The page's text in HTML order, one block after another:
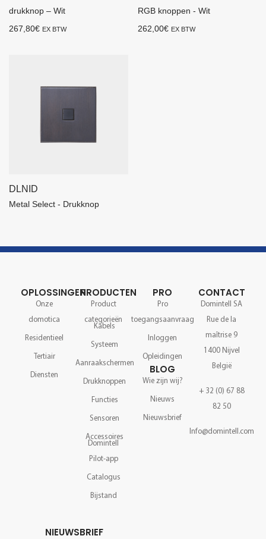
drukknop – Wit
267,80€ EX BTW
RGB knoppen - Wit
262,00€ EX BTW
DLNID
Metal Select - Drukknop
OPLOSSINGEN
Onze
domotica
Residentieel
Tertiair
Diensten
PRODUCTEN
Product
categorieën
Kabels
Systeem
Aanraakschermen
Drukknoppen
Functies
Sensoren
Accessoires
Domintell
Pilot-app
Catalogus
Bijstand
PRO
Pro
toegangsaanvraag
Inloggen
Opleidingen
BLOG
Wie zijn wij?
Nieuws
Nieuwsbrief
CONTACT
Domintell SA
Rue de la
maîtrise 9
1400 Nijvel
België
+ 32 (0) 67 88
82 50
Info@domintell.com
NIEUWSBRIEF